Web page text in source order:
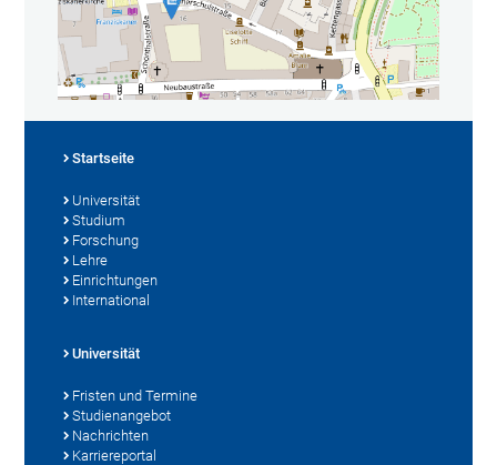
Startseite
Universität
Studium
Forschung
Lehre
Einrichtungen
International
Universität
Fristen und Termine
Studienangebot
Nachrichten
Karriereportal